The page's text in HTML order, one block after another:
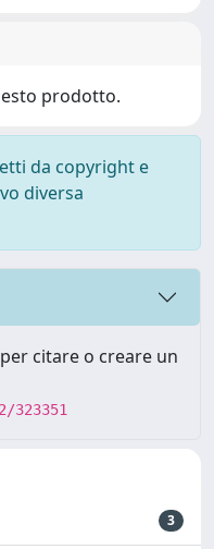
prodotto.
da copyright e
diversa
citare o creare un
3